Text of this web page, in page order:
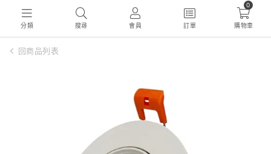
分類 搜尋 會員 訂單
0
購物車
回商品列表